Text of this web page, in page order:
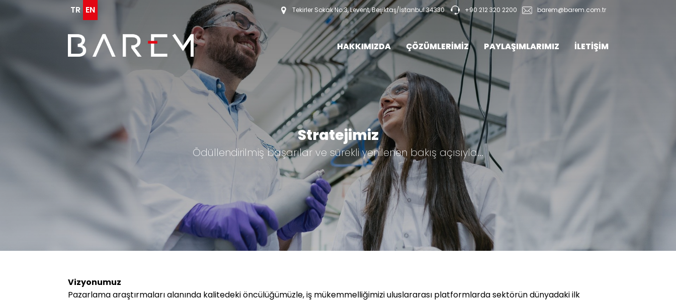
TR EN barem@barem.com.tr
+90 212 320 2200
Tekirler Sokak No:3, Levent, Beşiktaş/İstanbul 34330
HAKKIMIZDA ÇÖZÜMLERİMİZ PAYLAŞIMLARIMIZ İLETİŞİM
Stratejimiz
Ödüllendirilmiş başarılar ve sürekli yenilenen bakış açısıyla...
Vizyonumuz
Pazarlama araştırmaları alanında kalitedeki öncülüğümüzle, iş mükemmelliğimizi uluslararası platformlarda sektörün dünyadaki ilk